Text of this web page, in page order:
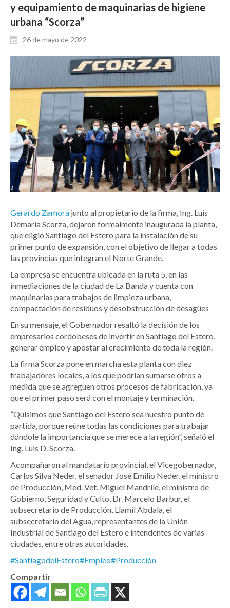
y equipamiento de maquinarias de higiene
urbana “Scorza”
26 de mayo de 2022
Gerardo Zamora junto al propietario de la firma, Ing. Luis
Demaria Scorza, dejaron formalmente inaugurada la planta,
que eligió Santiago del Estero para la instalación de su
primer punto de expansión, con el objetivo de llegar a todas
las provincias que integran el Norte Grande.
La empresa se encuentra ubicada en la ruta 5, en las
inmediaciones de la ciudad de La Banda y cuenta con
maquinarias para trabajos de limpieza urbana,
compactación de residuos y desobstrucción de desagües
En su mensaje, el Gobernador resaltó la decisión de los
empresarios cordobeses de invertir en Santiago del Estero,
generar empleo y apostar al crecimiento de toda la región.
La firma Scorza pone en marcha esta planta con diez
trabajadores locales, a los que podrían sumarse otros a
medida que se agreguen otros procesos de fabricación, ya
que el primer paso será con el montaje y terminación.
”Quisimos que Santiago del Estero sea nuestro punto de
partida, porque reúne todas las condiciones para trabajar
dándole la importancia que se merece a la región”, señaló el
Ing. Luis D. Scorza.
Acompañaron al mandatario provincial, el Vicegobernador,
Carlos Silva Neder, el senador José Emilio Neder, el ministro
de Producción, Med. Vet. Miguel Mandrile, el ministro de
Gobierno, Seguridad y Culto, Dr. Marcelo Barbur, el
subsecretario de Producción, Llamil Abdala, el
subsecretario del Agua, representantes de la Unión
Industrial de Santiago del Estero e intendentes de varias
ciudades, entre otras autoridades.
#SantiagodelEstero#Empleo#Producción
Compartir